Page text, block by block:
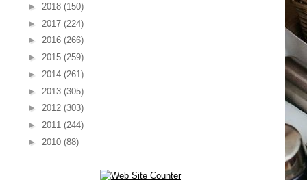
► 2018 (150)
► 2017 (224)
► 2016 (266)
► 2015 (259)
► 2014 (261)
► 2013 (305)
► 2012 (303)
► 2011 (244)
► 2010 (88)